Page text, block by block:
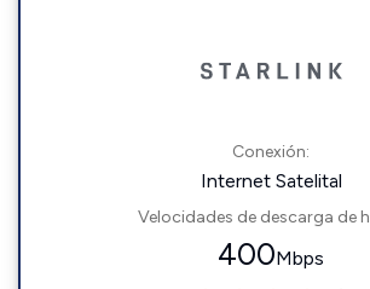
Conexión:
Internet Satelital
Velocidades de descarga de
400Mbps